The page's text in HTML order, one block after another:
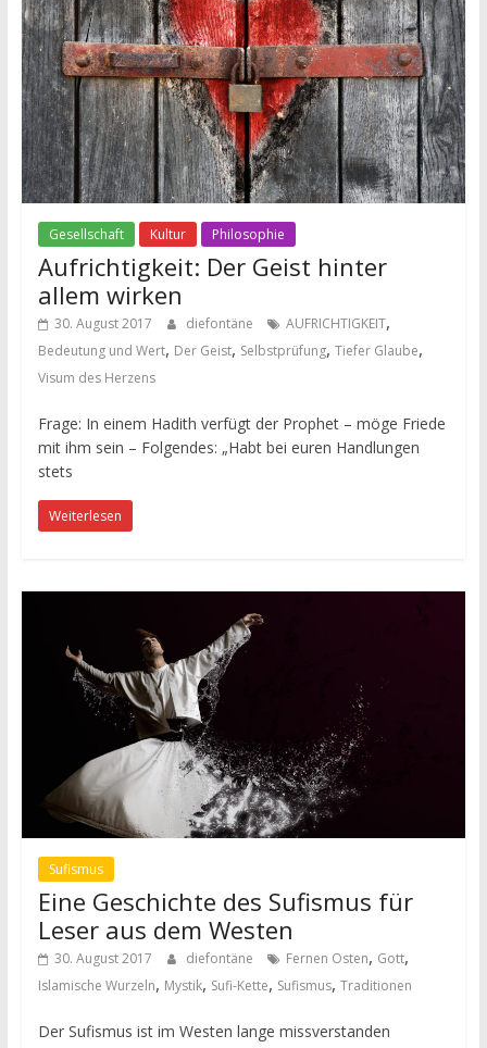
Gesellschaft Kultur Philosophie
Aufrichtigkeit: Der Geist hinter
allem wirken
30. August 2017 diefontäne AUFRICHTIGKEIT,
Bedeutung und Wert, Der Geist, Selbstprüfung, Tiefer Glaube,
Visum des Herzens
Frage: In einem Hadith verfügt der Prophet – möge Friede
mit ihm sein – Folgendes: „Habt bei euren Handlungen
stets
Weiterlesen
Sufismus
Eine Geschichte des Sufismus für
Leser aus dem Westen
30. August 2017 diefontäne Fernen Osten, Gott,
Islamische Wurzeln, Mystik, Sufi-Kette, Sufismus, Traditionen
Der Sufismus ist im Westen lange missverstanden